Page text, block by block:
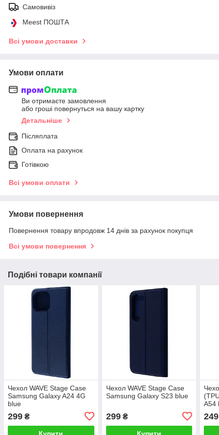
Самовивіз
Meest ПОШТА
Всі умови доставки
Умови оплати
Ви отримаєте замовлення
або гроші повернуться на вашу картку
Детальніше
Післяплата
Оплата на рахунок
Готівкою
Всі умови оплати
Умови повернення
Повернення товару впродовж 14 днів за рахунок покупця
Всі умови повернення
Подібні товари компанії
Чехол WAVE Stage Case
Samsung Galaxy A24 4G
blue
299 ₴
Чехол WAVE Stage Case
Samsung Galaxy S23 blue
299₴
A54
249